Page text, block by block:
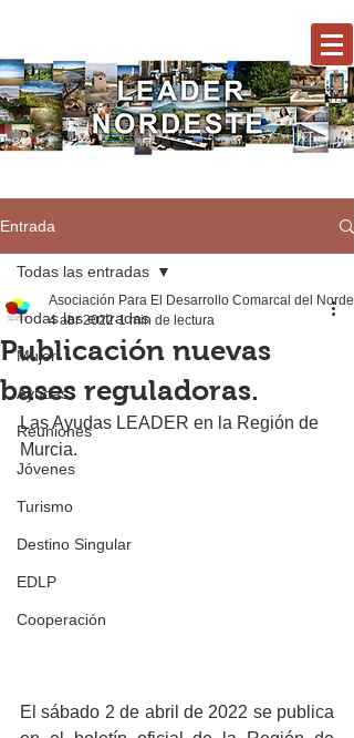
Entrada
Todas las entradas
Mujer
Ayudas
Reuniones
Jóvenes
Turismo
Destino Singular
EDLP
Cooperación
Todas las entradas
Publicación nuevas
bases reguladoras.
Asociación Para El Desarrollo Comarcal del
4 abr 2022 1 min de lectura
Las Ayudas LEADER en la Región de
Murcia.
El sábado 2 de abril de 2022 se publica